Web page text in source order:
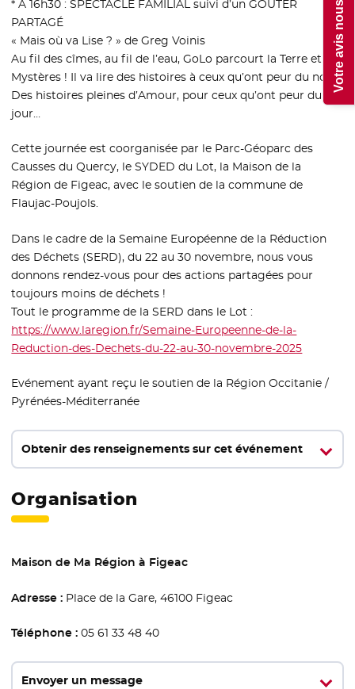
* À 16h30 : SPECTACLE FAMILIAL suivi d’un GOÛTER
PARTAGÉ
« Mais où va Lise ? » de Greg Voinis
Au fil des cîmes, au fil de l’eau, GoLo parcourt la Terre et ses
Mystères ! Il va lire des histoires à ceux qu’ont peur du noir…
Des histoires pleines d’Amour, pour ceux qu’ont peur du
jour…
Cette journée est coorganisée par le Parc-Géoparc des
Causses du Quercy, le SYDED du Lot, la Maison de la
Région de Figeac, avec le soutien de la commune de
Flaujac-Poujols.
Dans le cadre de la Semaine Européenne de la Réduction
des Déchets (SERD), du 22 au 30 novembre, nous vous
donnons rendez-vous pour des actions partagées pour
toujours moins de déchets !
Tout le programme de la SERD dans le Lot :
https://www.laregion.fr/Semaine-Europeenne-de-la-
Reduction-des-Dechets-du-22-au-30-novembre-2025
Evénement ayant reçu le soutien de la Région Occitanie /
Pyrénées-Méditerranée
Obtenir des renseignements sur cet événement
Organisation
Maison de Ma Région à Figeac
Adresse : Place de la Gare, 46100 Figeac
Téléphone : 05 61 33 48 40
Envoyer un message